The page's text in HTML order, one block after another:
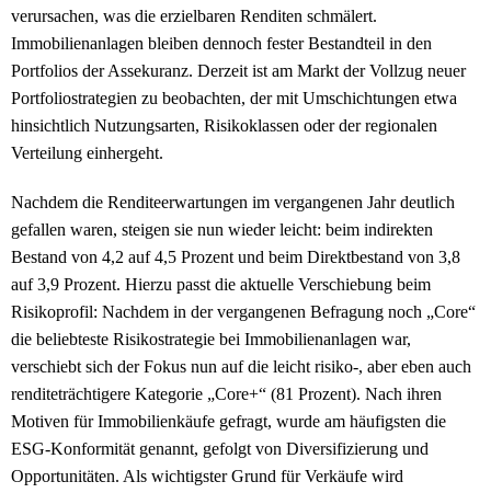
verursachen, was die erzielbaren Renditen schmälert.
Immobilienanlagen bleiben dennoch fester Bestandteil in den
Portfolios der Assekuranz. Derzeit ist am Markt der Vollzug neuer
Portfoliostrategien zu beobachten, der mit Umschichtungen etwa
hinsichtlich Nutzungsarten, Risikoklassen oder der regionalen
Verteilung einhergeht.
Nachdem die Renditeerwartungen im vergangenen Jahr deutlich
gefallen waren, steigen sie nun wieder leicht: beim indirekten
Bestand von 4,2 auf 4,5 Prozent und beim Direktbestand von 3,8
auf 3,9 Prozent. Hierzu passt die aktuelle Verschiebung beim
Risikoprofil: Nachdem in der vergangenen Befragung noch „Core“
die beliebteste Risikostrategie bei Immobilienanlagen war,
verschiebt sich der Fokus nun auf die leicht risiko-, aber eben auch
renditeträchtigere Kategorie „Core+“ (81 Prozent). Nach ihren
Motiven für Immobilienkäufe gefragt, wurde am häufigsten die
ESG-Konformität genannt, gefolgt von Diversifizierung und
Opportunitäten. Als wichtigster Grund für Verkäufe wird